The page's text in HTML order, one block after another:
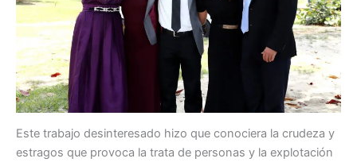
Este trabajo desinteresado hizo que conociera la crudeza y
estragos que provoca la trata de personas y la explotación